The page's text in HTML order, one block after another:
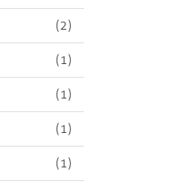
(2)
(1)
(1)
(1)
(1)